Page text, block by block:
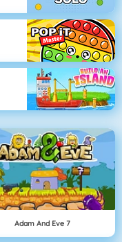
Adam And Eve 7